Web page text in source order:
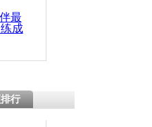
最
成
行